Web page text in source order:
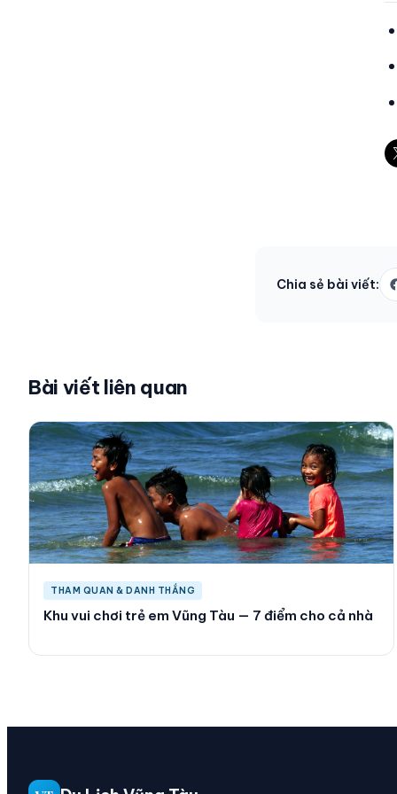
Chia sẻ bài viết:
Bài viết liên quan
THAM QUAN & DANH THẮNG
Khu vui chơi trẻ em Vũng Tàu — 7 điểm cho cả nhà